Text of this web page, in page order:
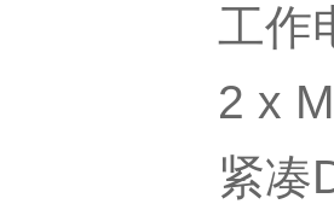
工作
2 x
紧凑